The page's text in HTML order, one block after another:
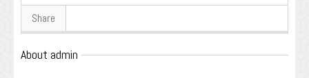
Share
About admin